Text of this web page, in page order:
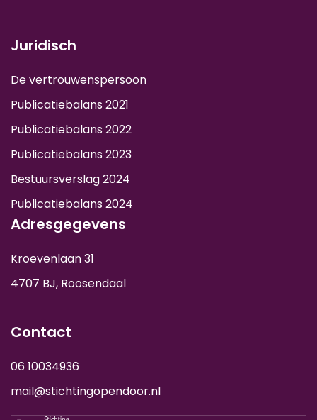
Juridisch
De vertrouwenspersoon
Publicatiebalans 2021
Publicatiebalans 2022
Publicatiebalans 2023
Bestuursverslag 2024
Publicatiebalans 2024
Adresgegevens
Kroevenlaan 31
4707 BJ, Roosendaal
Contact
06 10034936
mail@stichtingopendoor.nl